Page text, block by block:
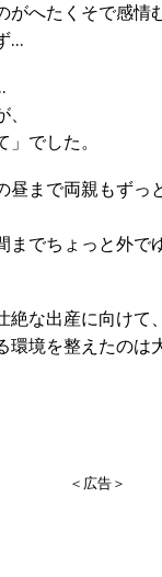
がへたくそで感情
…
」でした。
昼まで両親もずっ
までちょっと外で
絶な出産に向けて、
環境を整えたのは
＜広告＞